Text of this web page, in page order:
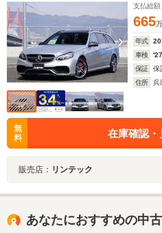
支払総額
665
年式
車検
保証
保
住所
兵
無
料
在庫確認・
販売店： リンテック
あなたにおすすめの中